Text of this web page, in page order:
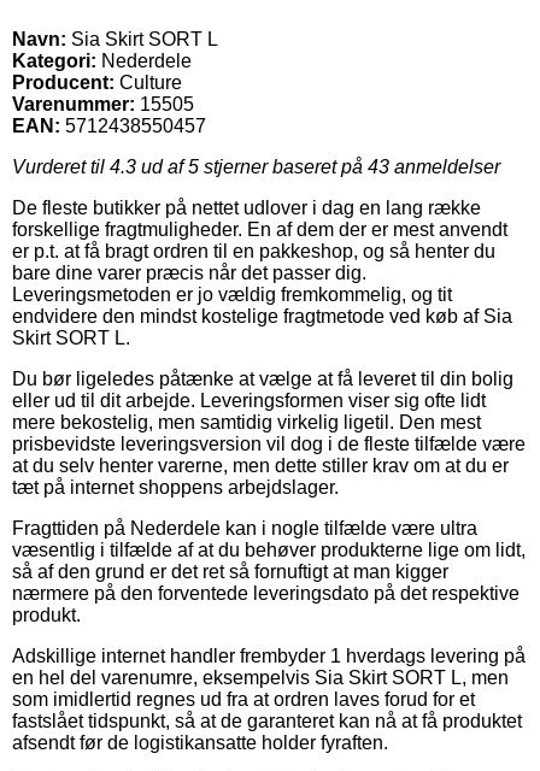
Navn: Sia Skirt SORT L
Kategori: Nederdele
Producent: Culture
Varenummer: 15505
EAN: 5712438550457
Vurderet til 4.3 ud af 5 stjerner baseret på 43 anmeldelser
De fleste butikker på nettet udlover i dag en lang række
forskellige fragtmuligheder. En af dem der er mest anvendt
er p.t. at få bragt ordren til en pakkeshop, og så henter du
bare dine varer præcis når det passer dig.
Leveringsmetoden er jo vældig fremkommelig, og tit
endvidere den mindst kostelige fragtmetode ved køb af Sia
Skirt SORT L.
Du bør ligeledes påtænke at vælge at få leveret til din bolig
eller ud til dit arbejde. Leveringsformen viser sig ofte lidt
mere bekostelig, men samtidig virkelig ligetil. Den mest
prisbevidste leveringsversion vil dog i de fleste tilfælde være
at du selv henter varerne, men dette stiller krav om at du er
tæt på internet shoppens arbejdslager.
Fragttiden på Nederdele kan i nogle tilfælde være ultra
væsentlig i tilfælde af at du behøver produkterne lige om lidt,
så af den grund er det ret så fornuftigt at man kigger
nærmere på den forventede leveringsdato på det respektive
produkt.
Adskillige internet handler frembyder 1 hverdags levering på
en hel del varenumre, eksempelvis Sia Skirt SORT L, men
som imidlertid regnes ud fra at ordren laves forud for et
fastslået tidspunkt, så at de garanteret kan nå at få produktet
afsendt før de logistikansatte holder fyraften.